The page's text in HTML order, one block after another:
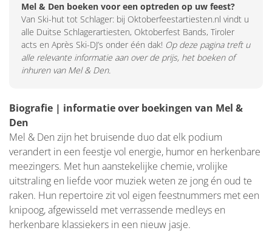
Mel & Den boeken voor een optreden op uw feest?
Van Ski-hut tot Schlager: bij Oktoberfeestartiesten.nl vindt u
alle Duitse Schlagerartiesten, Oktoberfest Bands, Tiroler
acts en Après Ski-DJ’s onder één dak! Op deze pagina treft u
alle relevante informatie aan over de prijs, het boeken of
inhuren van Mel & Den.
Biografie | informatie over boekingen van Mel &
Den
Mel & Den zijn het bruisende duo dat elk podium
verandert in een feestje vol energie, humor en herkenbare
meezingers. Met hun aanstekelijke chemie, vrolijke
uitstraling en liefde voor muziek weten ze jong én oud te
raken. Hun repertoire zit vol eigen feestnummers met een
knipoog, afgewisseld met verrassende medleys en
herkenbare klassiekers in een nieuw jasje.